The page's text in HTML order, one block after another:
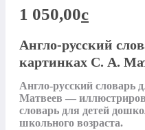
1 050,00c
Англо-русский
картинках С. А.
Англо-русский словарь
Матвеев —
словарь для детей
школьного возраста.